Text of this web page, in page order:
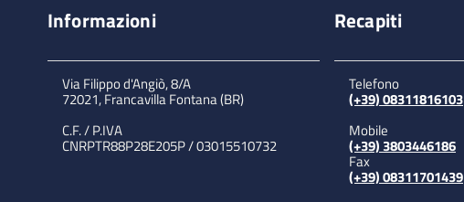
Informazioni
Via Filippo d'Angiò, 8/A
72021, Francavilla Fontana (BR)
C.F. / P.IVA
CNRPTR88P28E205P / 03015510732
Recapiti
Telefono
(+39) 08311816103
Mobile
(+39) 3803446186
Fax
(+39) 08311701439